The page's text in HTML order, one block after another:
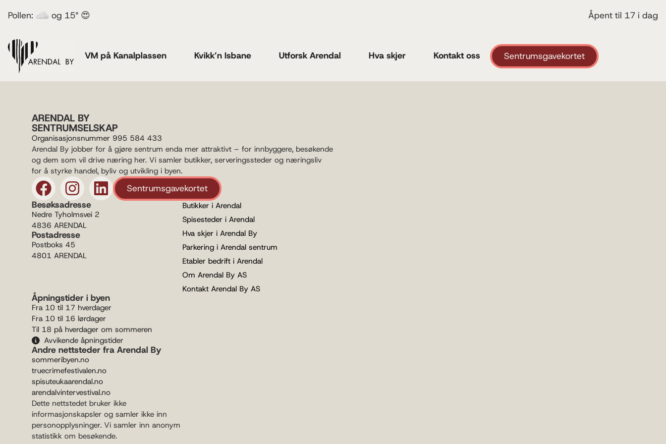
Pollen: og 15° 😍 Åpent til 17 i dag
VM på Kanalplassen Kvikk’n Isbane Utforsk Arendal Hva skjer Kontakt oss Sentrumsgavekortet
ARENDAL BY
SENTRUMSELSKAP
Organisasjonsnummer 995 584 433
Arendal By jobber for å gjøre sentrum enda mer attraktivt – for innbyggere, besøkende
og dem som vil drive næring her. Vi samler butikker, serveringssteder og næringsliv
for å styrke handel, byliv og utvikling i byen.
Sentrumsgavekortet
Besøksadresse
Nedre Tyholmsvei 2
4836 ARENDAL
Postadresse
Postboks 45
4801 ARENDAL
Butikker i Arendal
Spisesteder i Arendal
Hva skjer i Arendal By
Parkering i Arendal sentrum
Etabler bedrift i Arendal
Om Arendal By AS
Kontakt Arendal By AS
Åpningstider i byen
Fra 10 til 17 hverdager
Fra 10 til 16 lørdager
Til 18 på hverdager om sommeren
Avvikende åpningstider
Andre nettsteder fra Arendal By
sommeribyen.no
truecrimefestivalen.no
spisuteukaarendal.no
arendalvintervestival.no
Dette nettstedet bruker ikke
informasjonskapsler og samler ikke inn
personopplysninger. Vi samler inn anonym
statistikk om besøkende.